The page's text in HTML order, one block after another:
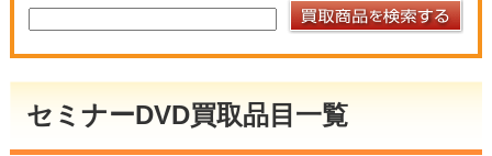
セミナーDVD買取品目一覧